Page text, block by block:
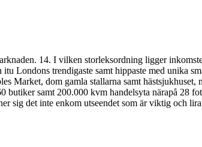
14. I vilken storleksordning ligger
Londons trendigaste samt hippaste med unika
Market, dom gamla stallarna samt hästsjukhuset,
butiker samt 200.000 kvm handelsyta närapå 28
sig det inte enkom utseendet som är viktig och